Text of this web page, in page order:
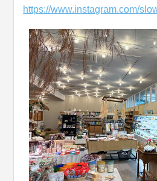
https://www.instagram.com/